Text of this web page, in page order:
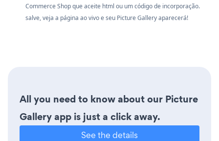
Commerce Shop que aceite html ou um código de incorporação.
salve, veja a página ao vivo e seu Picture Gallery aparecerá!
All you need to know about our Picture
Gallery app is just a click away.
See the details